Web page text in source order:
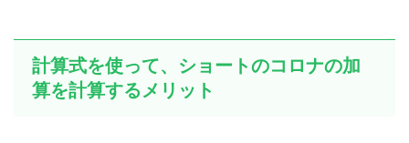
計算式を使って、ショートのコロナの加
算を計算するメリット